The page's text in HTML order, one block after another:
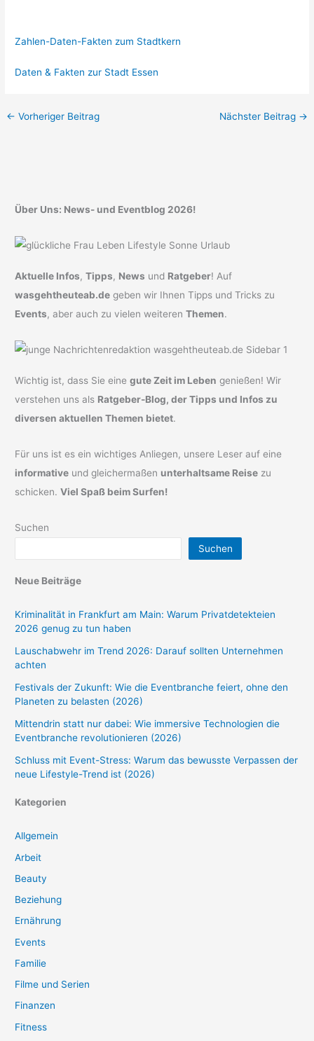
Zahlen-Daten-Fakten zum Stadtkern
Daten & Fakten zur Stadt Essen
← Vorheriger Beitrag Nächster Beitrag →
Über Uns: News- und Eventblog 2026!
Aktuelle Infos,Tipps, News und Ratgeber! Auf
wasgehtheuteab.de geben wir Ihnen Tipps und Tricks zu
Events, aber auch zu vielen weiterenThemen.
Wichtig ist, dass Sie einegute Zeit im Leben genießen! Wir
verstehen uns als Ratgeber-Blog, der Tipps und Infos zu
diversen aktuellen Themen bietet.
Für uns ist es ein wichtiges Anliegen, unsere Leser auf eine
informative und gleichermaßen unterhaltsame Reise zu
schicken.Viel Spaß beim Surfen!
Suchen
Suchen
Neue Beiträge
Kriminalität in Frankfurt am Main: Warum Privatdetekteien
2026 genug zu tun haben
Lauschabwehr im Trend 2026: Darauf sollten Unternehmen
achten
Festivals der Zukunft: Wie die Eventbranche feiert, ohne den
Planeten zu belasten (2026)
Mittendrin statt nur dabei: Wie immersive Technologien die
Eventbranche revolutionieren (2026)
Schluss mit Event-Stress: Warum das bewusste Verpassen der
neue Lifestyle-Trend ist (2026)
Kategorien
Allgemein
Arbeit
Beauty
Beziehung
Ernährung
Events
Familie
Filme und Serien
Finanzen
Fitness